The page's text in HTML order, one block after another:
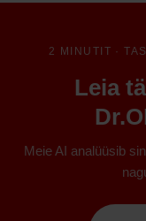
2 MINUTIT ·
Leia
Meie AI analüüsib